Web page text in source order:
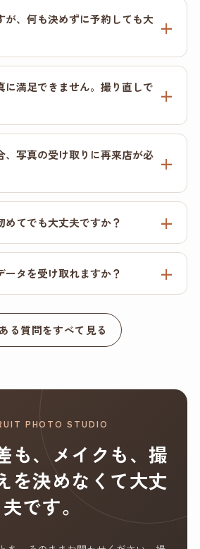
が、何も決めずに予約しても大
に満足できません。撮り直しで
、写真の受け取りに再来店が必
めてでも大丈夫ですか？
ータを受け取れますか？
る質問をすべて見る
PHOTO STUDIO
も、メイクも、撮
を決めなくて大丈
夫です。